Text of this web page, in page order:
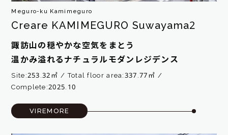
Meguro-ku Kamimeguro
Creare KAMIMEGURO Suwayama2
諏訪山の穏やかな空気をまとう
温かみ溢れるナチュラルモダンレジデンス
Site:253.32㎡
Total floor area:337.77㎡
Complete:2025.10
VIREMORE